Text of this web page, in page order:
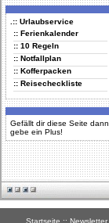
.:: Urlaubservice
:: Ferienkalender
:: 10 Regeln
:: Notfallplan
:: Kofferpacken
:: Reisecheckliste
Gefällt dir diese Seite dann
gebe ein Plus!
Startseite :: Newsletter